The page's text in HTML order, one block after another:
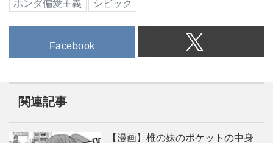
ホンダ偏愛主義
シビック
Facebook
関連記事
【漫画】椎の妹のポケットの中身